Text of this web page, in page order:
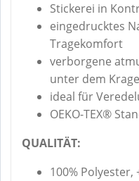
Stickerei in
eingedrucktes
Tragekomfort
verborgene
unter dem
ideal für
OEKO-TEX®
QUALITÄT:
100% Polyester,